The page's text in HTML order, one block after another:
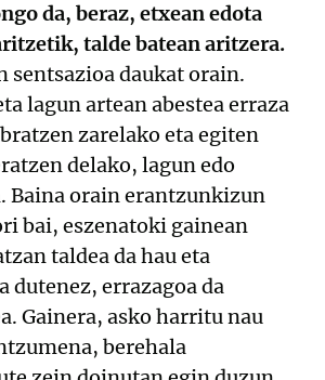
da, beraz, etxean edota
talde batean aritzera.
sentsazioa daukat orain.
lagun artean abestea erraza
zarelako eta egiten
delako, lagun edo
Baina orain erantzunkizun
bai, eszenatoki gainean
taldea da hau eta
dutenez, errazagoa da
Gainera, asko harritu nau
berehala